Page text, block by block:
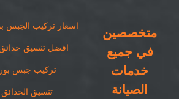
متخصصين
في جميع
خدمات
الصيانة
اسعار تركيب الجبس
افضل تنسيق
تركيب جبس
تنسيق الحدائق